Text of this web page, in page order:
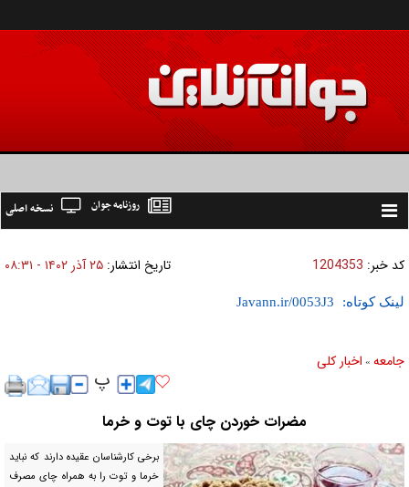
Toggle
نسخه اصلی روزنامه جوان
کد خبر: 1204353 تاریخ انتشار: ۲۵ آذر ۱۴۰۲ - ۰۸:۳۱
لینک کوتاه:
جامعه » اخبار كلی
مضرات خوردن چای با توت و خرما
برخی کارشناسان عقیده دارند که نباید
خرما و توت را به همراه چای مصرف